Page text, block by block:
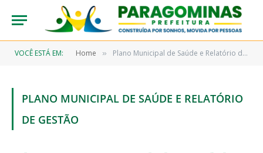
VOCÊ ESTÁ EM: Home » Plano Municipal de Saúde e Relatório de Gestão
PLANO MUNICIPAL DE SAÚDE E RELATÓRIO
DE GESTÃO